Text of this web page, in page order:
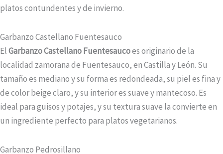
platos contundentes y de invierno.
Garbanzo Castellano Fuentesauco
ElGarbanzo Castellano Fuentesaucoes originario de la
localidad zamorana de Fuentesauco, en Castilla y León. Su
tamaño es mediano y su forma es redondeada, su piel es fina y
de color beige claro, y su interior es suave y mantecoso. Es
ideal para guisos y potajes, y su textura suave la convierte en
un ingrediente perfecto para platos vegetarianos.
Garbanzo Pedrosillano